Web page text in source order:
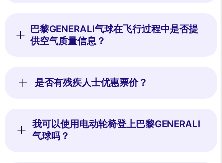
巴黎GENERALI气球在飞行过程中是否提
供空气质量信息？
是否有残疾人士优惠票价？
我可以使用电动轮椅登上巴黎GENERALI
气球吗？